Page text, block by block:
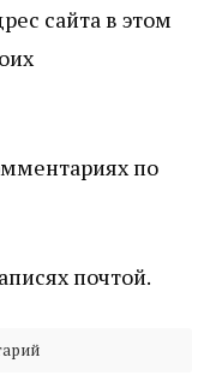
сайта в этом
по
почтой.